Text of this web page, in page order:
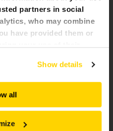
partners in social
who may combine
have provided them or
truly matters. Join us and
Show details
all
inom kraft och